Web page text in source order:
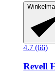
4.7 (66)
Revell